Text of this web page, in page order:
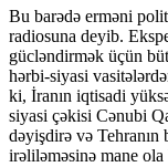
Bu barədə erməni
radiosuna deyib.
gücləndirmək üçün
hərbi-siyasi
ki, İranın iqtisadi
siyasi çəkisi Cənubi
dəyişdirə və
irəliləməsinə mane ola